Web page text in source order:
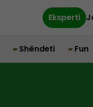
Eksperti
Shëndeti Fun